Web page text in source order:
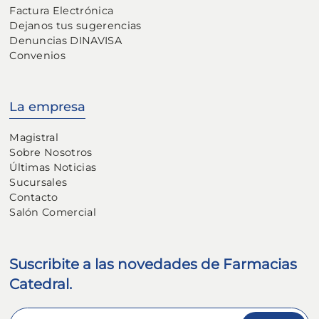
Factura Electrónica
Dejanos tus sugerencias
Denuncias DINAVISA
Convenios
La empresa
Magistral
Sobre Nosotros
Últimas Noticias
Sucursales
Contacto
Salón Comercial
Suscribite a las novedades de Farmacias
Catedral.